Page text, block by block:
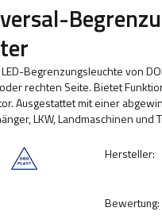
Begrenzungsleuchte von
rechten Seite. Bietet
Ausgestattet mit einer
LKW, Landmaschinen und
Hersteller:
Bewertung: